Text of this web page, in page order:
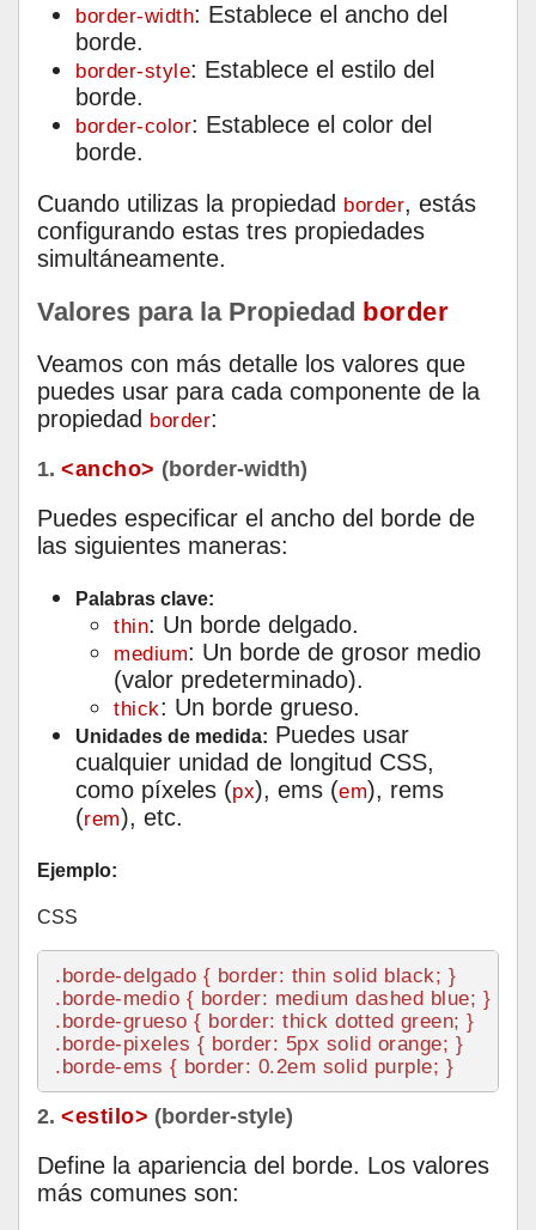
border-width: Establece el ancho del
borde.
border-style: Establece el estilo del
borde.
border-color: Establece el color del
borde.
Cuando utilizas la propiedad border, estás
configurando estas tres propiedades
simultáneamente.
Valores para la Propiedad border
Veamos con más detalle los valores que
puedes usar para cada componente de la
propiedad border:
1. <ancho> (border-width)
Puedes especificar el ancho del borde de
las siguientes maneras:
Palabras clave:
thin: Un borde delgado.
medium: Un borde de grosor medio
(valor predeterminado).
thick: Un borde grueso.
Unidades de medida: Puedes usar
cualquier unidad de longitud CSS,
como píxeles (px), ems (em), rems
(rem), etc.
Ejemplo:
CSS
.borde-delgado { border
.borde-medio { border
.borde-grueso { border
.borde-pixeles { border: 5px
.borde-ems { border: 0.2em
2. <estilo> (border-style)
Define la apariencia del borde. Los valores
más comunes son: